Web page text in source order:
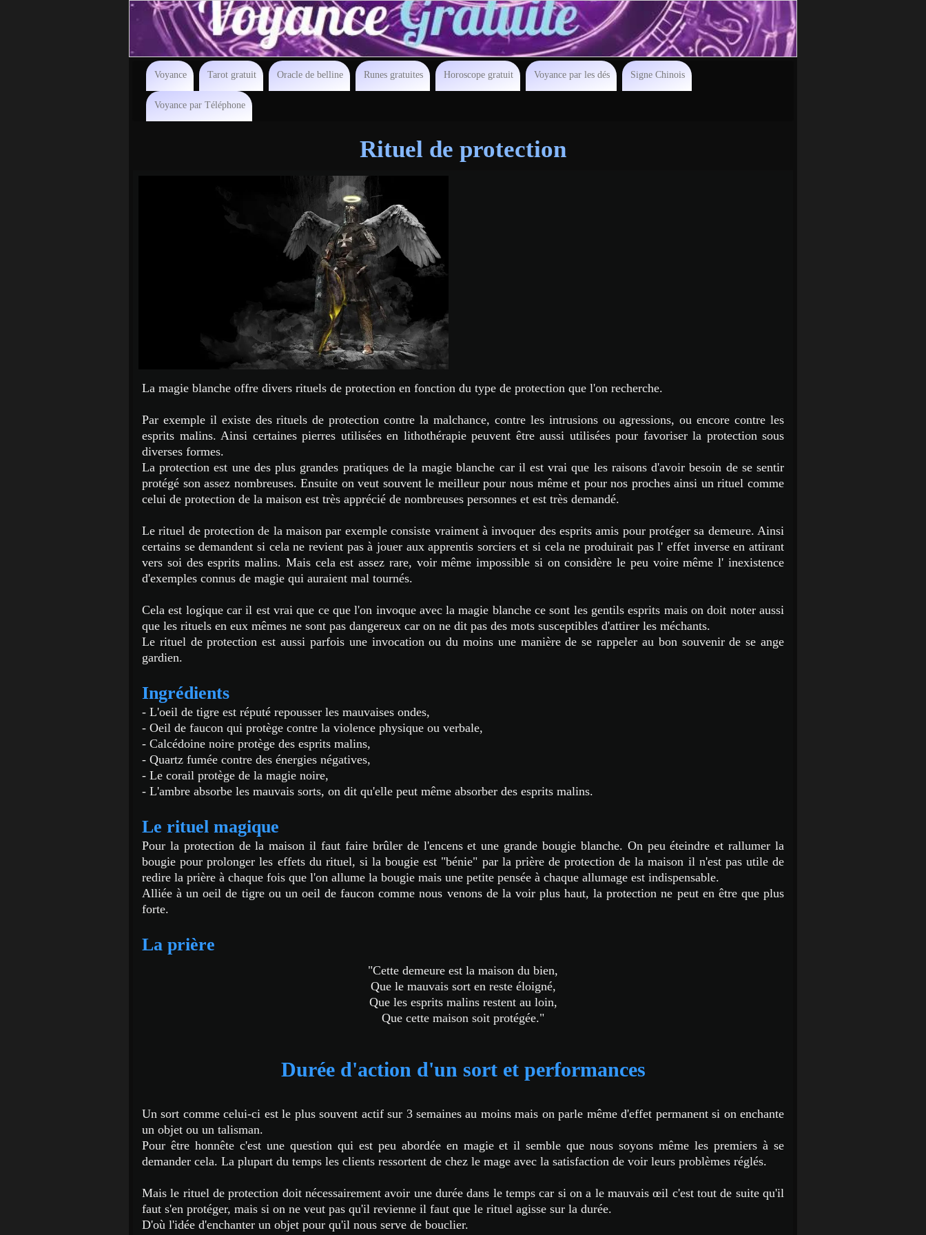
Voyance Tarot gratuit Oracle de belline Runes gratuites Horoscope gratuit Voyance par les dés Signe Chinois
Voyance par Téléphone
Rituel de protection
La magie blanche offre divers rituels de protection en fonction du type de protection que l'on recherche.
Par exemple il existe des rituels de protection contre la malchance, contre les intrusions ou agressions, ou encore contre les
esprits malins. Ainsi certaines pierres utilisées en lithothérapie peuvent être aussi utilisées pour favoriser la protection sous
diverses formes.
La protection est une des plus grandes pratiques de la magie blanche car il est vrai que les raisons d'avoir besoin de se sentir
protégé son assez nombreuses. Ensuite on veut souvent le meilleur pour nous même et pour nos proches ainsi un rituel comme
celui de protection de la maison est très apprécié de nombreuses personnes et est très demandé.
Le rituel de protection de la maison par exemple consiste vraiment à invoquer des esprits amis pour protéger sa demeure. Ainsi
certains se demandent si cela ne revient pas à jouer aux apprentis sorciers et si cela ne produirait pas l' effet inverse en attirant
vers soi des esprits malins. Mais cela est assez rare, voir même impossible si on considère le peu voire même l' inexistence
d'exemples connus de magie qui auraient mal tournés.
Cela est logique car il est vrai que ce que l'on invoque avec la magie blanche ce sont les gentils esprits mais on doit noter aussi
que les rituels en eux mêmes ne sont pas dangereux car on ne dit pas des mots susceptibles d'attirer les méchants.
Le rituel de protection est aussi parfois une invocation ou du moins une manière de se rappeler au bon souvenir de se ange
gardien.
Ingrédients
- L'oeil de tigre est réputé repousser les mauvaises ondes,
- Oeil de faucon qui protège contre la violence physique ou verbale,
- Calcédoine noire protège des esprits malins,
- Quartz fumée contre des énergies négatives,
- Le corail protège de la magie noire,
- L'ambre absorbe les mauvais sorts, on dit qu'elle peut même absorber des esprits malins.
Le rituel magique
Pour la protection de la maison il faut faire brûler de l'encens et une grande bougie blanche. On peu éteindre et rallumer la
bougie pour prolonger les effets du rituel, si la bougie est "bénie" par la prière de protection de la maison il n'est pas utile de
redire la prière à chaque fois que l'on allume la bougie mais une petite pensée à chaque allumage est indispensable.
Alliée à un oeil de tigre ou un oeil de faucon comme nous venons de la voir plus haut, la protection ne peut en être que plus
forte.
La prière
"Cette demeure est la maison du bien,
Que le mauvais sort en reste éloigné,
Que les esprits malins restent au loin,
Que cette maison soit protégée."
Durée d'action d'un sort et performances
Un sort comme celui-ci est le plus souvent actif sur 3 semaines au moins mais on parle même d'effet permanent si on enchante
un objet ou un talisman.
Pour être honnête c'est une question qui est peu abordée en magie et il semble que nous soyons même les premiers à se
demander cela. La plupart du temps les clients ressortent de chez le mage avec la satisfaction de voir leurs problèmes réglés.
Mais le rituel de protection doit nécessairement avoir une durée dans le temps car si on a le mauvais œil c'est tout de suite qu'il
faut s'en protéger, mais si on ne veut pas qu'il revienne il faut que le rituel agisse sur la durée.
D'où l'idée d'enchanter un objet pour qu'il nous serve de bouclier.